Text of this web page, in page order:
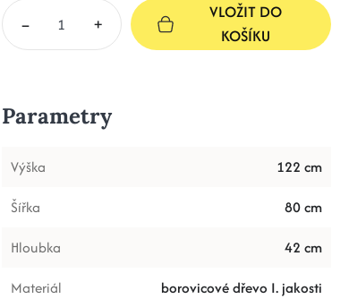
– +
VLOŽIT DO
KOŠÍKU
Parametry
Výška
122 cm
Šířka
80 cm
Hloubka
42 cm
Materiál
borovicové dřevo I. jakosti